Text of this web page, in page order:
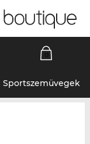
Sportszemüvegek